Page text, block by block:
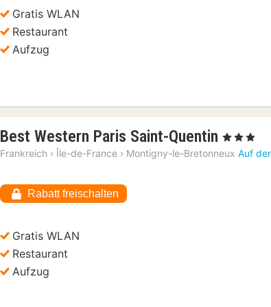
Bild
€
Gratis WLAN
Restaurant
Aufzug
Bild
Best Western Paris Saint-Quentin 1
Nacht
, 3 Sterne
Frankreich › Île-de-France › Montigny-le-Bretonneux Auf
Rabatt freischalten
Gratis WLAN
Restaurant
Aufzug